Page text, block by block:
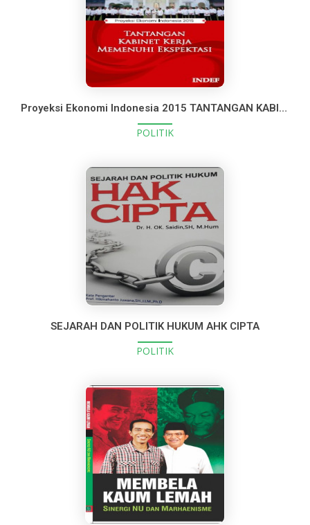
Proyeksi Ekonomi Indonesia 2015 TANTANGAN KABINET KERJA MEMENUHI EKSPEKTASI
POLITIK
SEJARAH DAN POLITIK HUKUM AHK CIPTA
POLITIK